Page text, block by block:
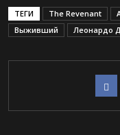
ТЕГИ The Revenant
Выживший
Леонардо